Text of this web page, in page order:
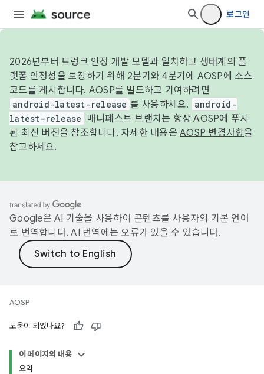
로그인
2026년부터 트렁크 안정 개발 모델과 일치하고 생태계의 플
랫폼 안정성을 보장하기 위해 2분기와 4분기에 AOSP에 소스
코드를 게시합니다. AOSP를 빌드하고 기여하려면
android-latest-release 를 사용하세요.
android-
latest-release
매니페스트 브랜치는 항상 AOSP에 푸시
된 최신 버전을 참조합니다. 자세한 내용은 AOSP 변경사항을
참고하세요.
Google은 AI 기술을 사용하여 콘텐츠를 사용자의 기본 언어
로 번역합니다. AI 번역에는 오류가 있을 수 있습니다.
AOSP
도움이 되었나요?
이 페이지의 내용
요약